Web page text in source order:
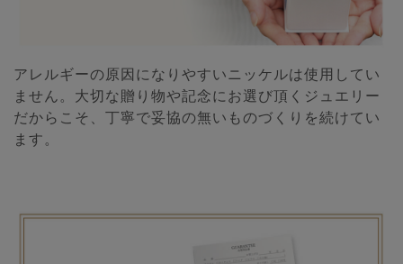
アレルギーの原因になりやすいニッケルは使用してい
ません。大切な贈り物や記念にお選び頂くジュエリー
だからこそ、丁寧で妥協の無いものづくりを続けてい
ます。